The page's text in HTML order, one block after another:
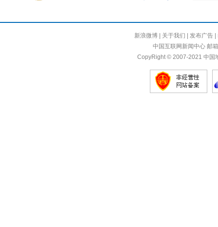
新浪微博 关于我们 发布广告
中国互联网新闻中心 邮
CopyRight © 2007-2021 中国